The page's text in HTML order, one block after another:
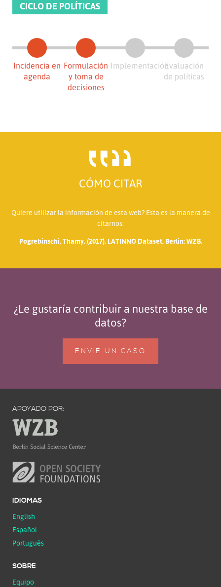
CICLO DE POLÍTICAS
Incidencia en
agenda
Formulación
y toma de
decisiones
ImplementaciónEvaluación
de políticas
CÓMO CITAR
Quiere utilizar la información de esta web? Esta es la manera de
citarnos:
Pogrebinschi, Thamy. (2017). LATINNO Dataset. Berlin: WZB.
¿Le gustaría contribuir a nuestra base de
datos?
ENVÍE UN CASO
APOYADO POR:
IDIOMAS
English
Español
Português
SOBRE
Equipo